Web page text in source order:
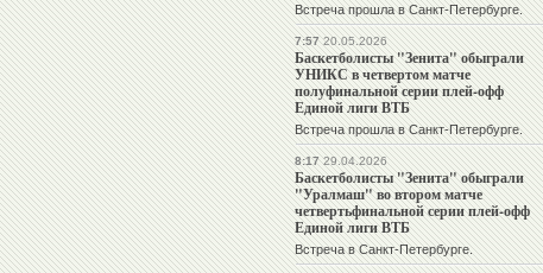
Встреча прошла в Санкт-Петербурге.
7:5720.05.2026
Баскетболисты "Зенита" обыграли
УНИКС в четвертом матче
полуфинальной серии плей-офф
Единой лиги ВТБ
Встреча прошла в Санкт-Петербурге.
8:1729.04.2026
Баскетболисты "Зенита" обыграли
"Уралмаш" во втором матче
четвертьфинальной серии плей-офф
Единой лиги ВТБ
Встреча в Санкт-Петербурге.